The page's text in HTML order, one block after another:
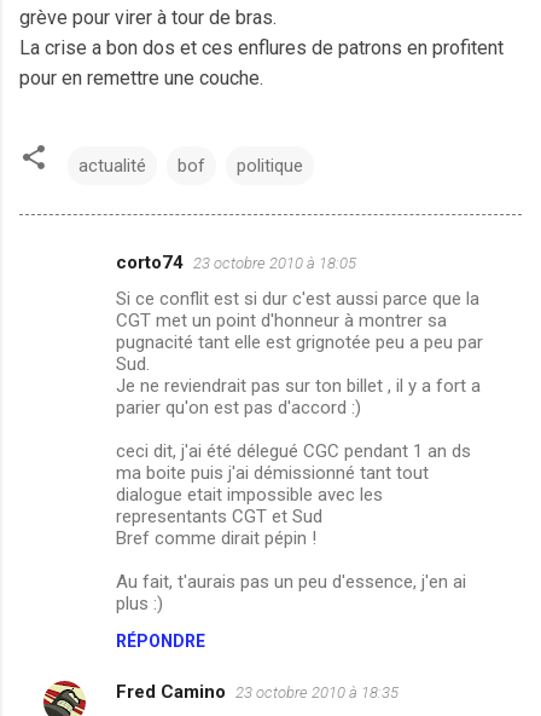
grève pour virer à tour de bras.
La crise a bon dos et ces enflures de patrons en profitent
pour en remettre une couche.
actualité bof politique
corto74 23 octobre 2010 à 18:05
Si ce conflit est si dur c'est aussi parce que la
CGT met un point d'honneur à montrer sa
pugnacité tant elle est grignotée peu a peu par
Sud.
Je ne reviendrait pas sur ton billet , il y a fort a
parier qu'on est pas d'accord :)
ceci dit, j'ai été délegué CGC pendant 1 an ds
ma boite puis j'ai démissionné tant tout
dialogue etait impossible avec les
representants CGT et Sud
Bref comme dirait pépin !
Au fait, t'aurais pas un peu d'essence, j'en ai
plus :)
RÉPONDRE
Fred Camino 23 octobre 2010 à 18:35